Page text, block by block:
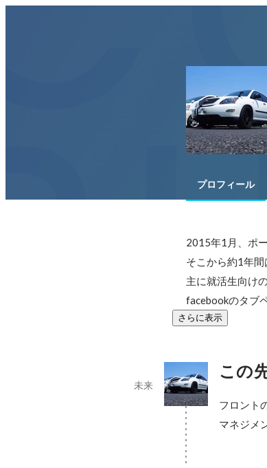
プロフィール
2015年1月、ポ
そこから約1年間
主に就活生向け
facebookのタブ
さらに表示
この
未来
フロント
マネジメ